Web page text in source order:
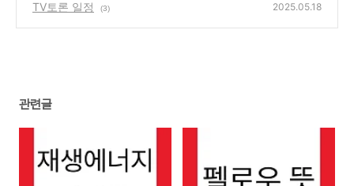
TV토론 일정 (3) 2025.05.18
관련글